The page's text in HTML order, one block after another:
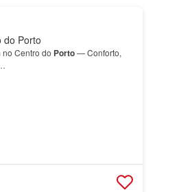
do Porto
Centro do Porto— Conforto,